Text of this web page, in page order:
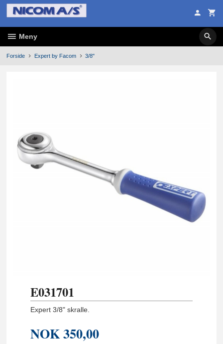
Gå
innholdet
Meny
Forside Expert by Facom 3/8"
E031701
Expert 3/8" skralle.
NOK350,00